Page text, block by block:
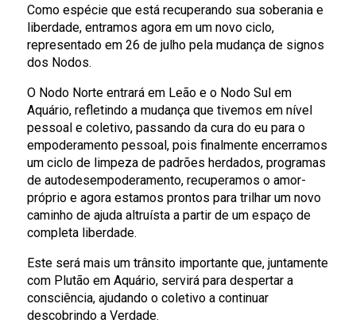
Como espécie que está recuperando sua soberania e
liberdade, entramos agora em um novo ciclo,
representado em 26 de julho pela mudança de signos
dos Nodos.
O Nodo Norte entrará em Leão e o Nodo Sul em
Aquário, refletindo a mudança que tivemos em nível
pessoal e coletivo, passando da cura do eu para o
empoderamento pessoal, pois finalmente encerramos
um ciclo de limpeza de padrões herdados, programas
de autodesempoderamento, recuperamos o amor-
próprio e agora estamos prontos para trilhar um novo
caminho de ajuda altruísta a partir de um espaço de
completa liberdade.
Este será mais um trânsito importante que, juntamente
com Plutão em Aquário, servirá para despertar a
consciência, ajudando o coletivo a continuar
descobrindo a Verdade.